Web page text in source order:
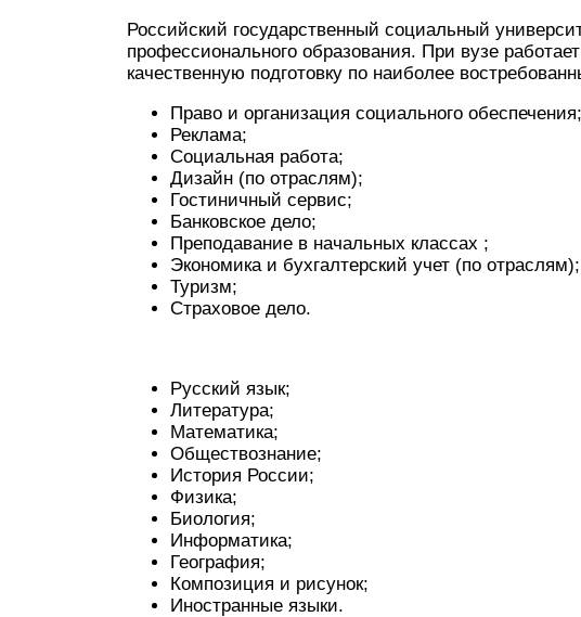
Российский государственный социальный
профессионального образования. При вузе
качественную подготовку по наиболее
Право и организация социального обеспечения;
Реклама;
Социальная работа;
Дизайн (по отраслям);
Гостиничный сервис;
Банковское дело;
Преподавание в начальных классах ;
Экономика и бухгалтерский учет (по отраслям);
Туризм;
Страховое дело.
Русский язык;
Литература;
Математика;
Обществознание;
История России;
Физика;
Биология;
Информатика;
География;
Композиция и рисунок;
Иностранные языки.